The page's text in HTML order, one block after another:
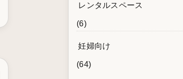
レンタルスペース
(6)
妊婦向け
(64)